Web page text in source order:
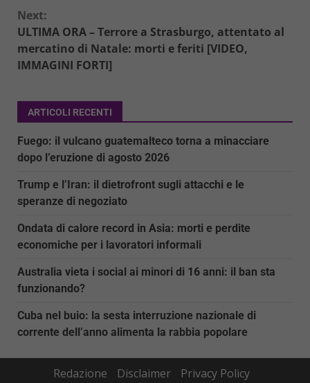
Next:
ULTIMA ORA – Terrore a Strasburgo, attentato al
mercatino di Natale: morti e feriti [VIDEO,
IMMAGINI FORTI]
ARTICOLI RECENTI
Fuego: il vulcano guatemalteco torna a minacciare
dopo l’eruzione di agosto 2026
Trump e l’Iran: il dietrofront sugli attacchi e le
speranze di negoziato
Ondata di calore record in Asia: morti e perdite
economiche per i lavoratori informali
Australia vieta i social ai minori di 16 anni: il ban sta
funzionando?
Cuba nel buio: la sesta interruzione nazionale di
corrente dell’anno alimenta la rabbia popolare
Redazione Disclaimer Privacy Policy